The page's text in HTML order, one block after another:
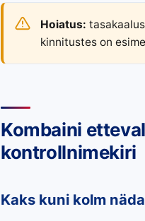
Hoiatus:
kinnitustes on
Kombaini
kontrollnimekiri
Kaks kuni kolm